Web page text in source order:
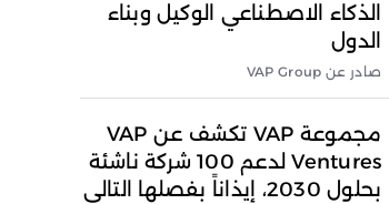
الذكاء الاصطناعي الوكيل وبناء
الدول
صادر عن VAP Group
مجموعة VAP تكشف عن VAP
Ventures لدعم 100 شركة ناشئة
بحلول 2030، إيذاناً بفصلها التالي